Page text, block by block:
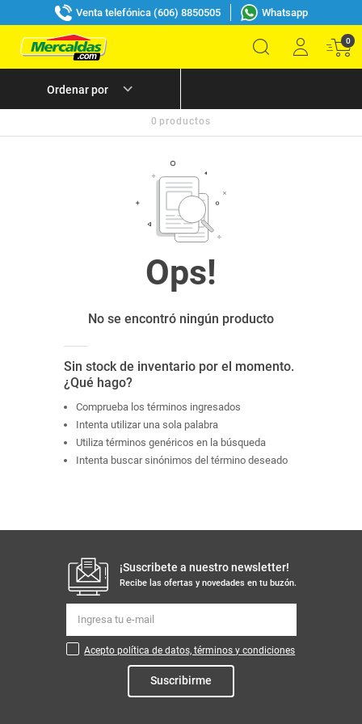
Venta telefónica (606) 8850505 Whatsapp
0
0 productos
No se encontró ningún producto
Sin stock de inventario por el momento.
¿Qué hago?
Comprueba los términos ingresados
Intenta utilizar una sola palabra
Utiliza términos genéricos en la búsqueda
Intenta buscar sinónimos del término deseado
¡Suscribete a nuestro newsletter!
Recibe las ofertas y novedades en tu buzón.
Acepto política de datos, términos y condiciones
Suscribirme